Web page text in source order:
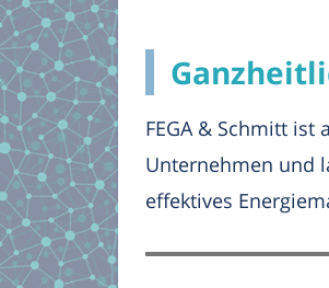
FEGA & Schmitt ist
Unternehmen und
effektives